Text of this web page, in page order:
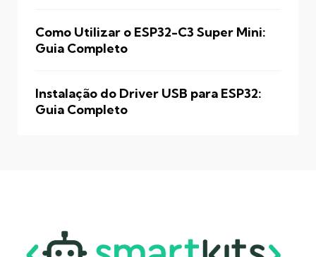
Como Utilizar o ESP32-C3 Super Mini:
Guia Completo
Instalação do Driver USB para ESP32:
Guia Completo